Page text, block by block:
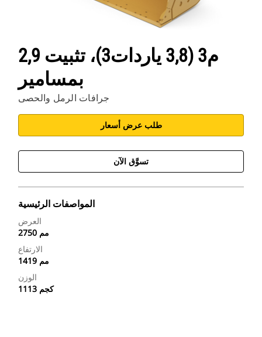
2,9 م3 (3,8 ياردات3)، تثبيت
بمسامير
جرافات الرمل والحصى
طلب عرض أسعار
تسوَّق الآن
المواصفات الرئيسية
العرض
2750 مم
الارتفاع
1419 مم
الوزن
1113 كجم